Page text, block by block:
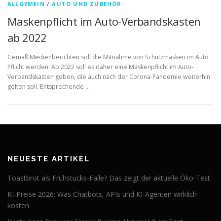
ALLGEMEIN /AUTO UND ZUBEHÖR
Maskenpflicht im Auto-Verbandskasten
ab 2022
Gemäß Medienberichten soll die Mitnahme von Schutzmasken im Auto
Pflicht werden. Ab 2022 soll es daher eine Maskenpflicht im Auto-
Verbandskasten geben, die auch nach der Corona-Pandemie weiterhin
gelten soll. Entsprechende …
NEUESTE ARTIKEL
Toastbrot als Frühstücks-Falle? Das zeigt der aktuelle Öko-Test
KI-Preise 2026: Was Chatbots, APIs und KI-Agenten wirklich
kosten